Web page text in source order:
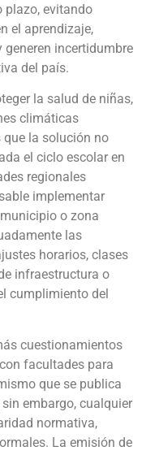
plazo, evitando
el aprendizaje,
incertidumbre
del país.
la salud de niñas,
climáticas
que la solución no
el ciclo escolar en
regionales
implementar
o zona
las
horarios, clases
infraestructura o
cumplimiento del
cuestionamientos
facultades para
que se publica
embargo, cualquier
normativa,
La emisión de